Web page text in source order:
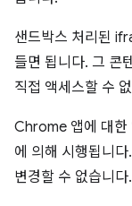
샌드박스 처리된
들면 됩니다. 그 콘
직접 액세스할 수
Chrome 앱에 대한
에 의해 시행됩니
변경할 수 없습니다.